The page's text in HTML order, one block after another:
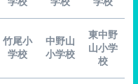
竹尾小
学校
中野山
小学校
東中野
山小学
校